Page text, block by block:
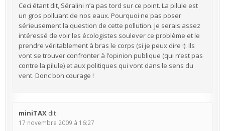
Ceci étant dit, Séralini n’a pas tord sur ce point. La pilule est
un gros polluant de nos eaux. Pourquoi ne pas poser
sérieusement la question de cette pollution. Je serais assez
intéressé de voir les écologistes soulever ce problème et le
prendre véritablement à bras le corps (si je peux dire !). Ils
vont se trouver confronter à l’opinion publique (qui n’est pas
contre la pilule) et aux politiques qui vont dans le sens du
vent. Donc bon courage !
miniTAX dit :
17 novembre 2009 à 16:27